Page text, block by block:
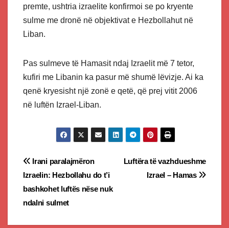
premte, ushtria izraelite konfirmoi se po kryente
sulme me dronë në objektivat e Hezbollahut në
Liban.
Pas sulmeve të Hamasit ndaj Izraelit më 7 tetor,
kufiri me Libanin ka pasur më shumë lëvizje. Ai ka
qenë kryesisht një zonë e qetë, që prej vitit 2006
në luftën Izrael-Liban.
Post
navigation
Luftëra të vazhdueshme
Izrael – Hamas
Irani paralajmëron
Izraelin: Hezbollahu do t’i
bashkohet luftës nëse nuk
ndalni sulmet